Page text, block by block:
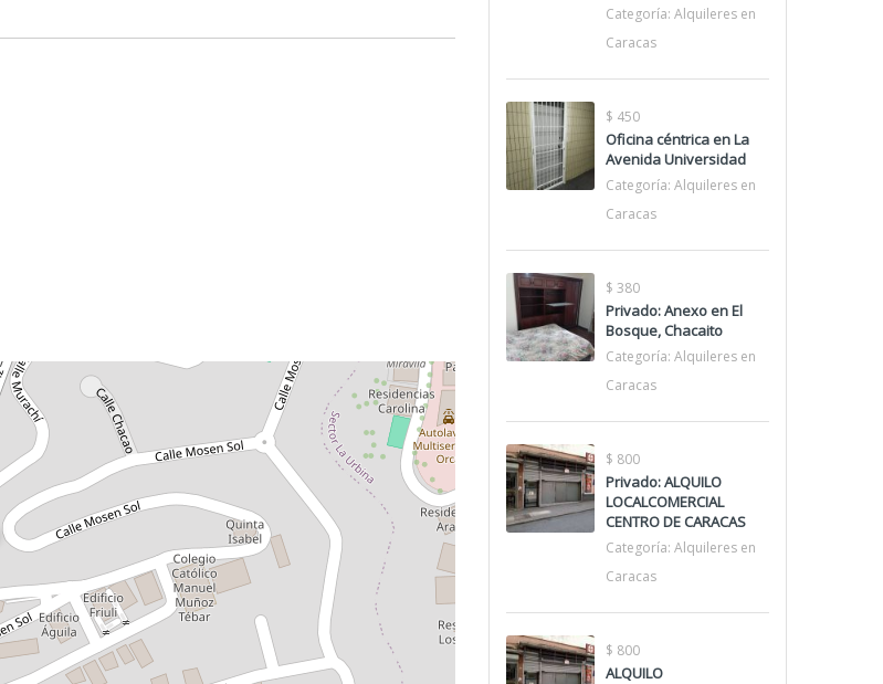
Categoría: Alquileres en
Caracas
$ 450
Oficina céntrica en La
Avenida Universidad
Categoría: Alquileres en
Caracas
$ 380
Privado: Anexo en El
Bosque, Chacaito
Categoría: Alquileres en
Caracas
$ 800
Privado: ALQUILO
LOCALCOMERCIAL
CENTRO DE CARACAS
Categoría: Alquileres en
Caracas
$ 800
ALQUILO